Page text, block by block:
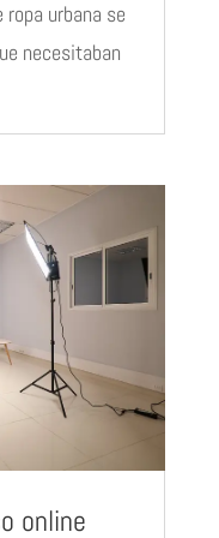
ropa urbana se
necesitaban
online